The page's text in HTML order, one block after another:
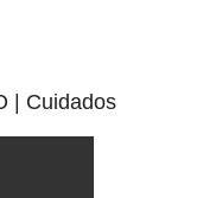
| Cuidados